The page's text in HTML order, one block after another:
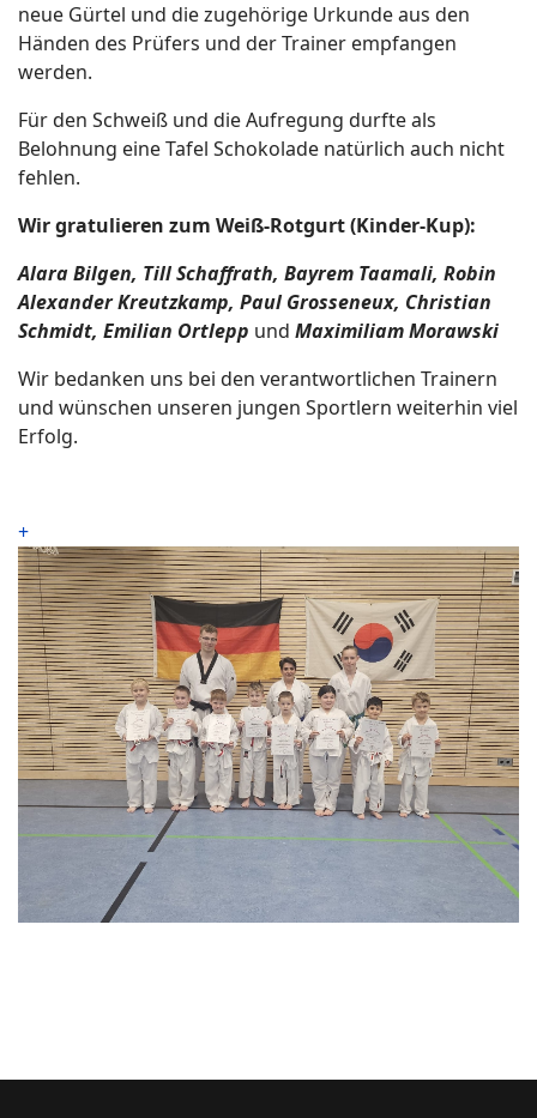
neue Gürtel und die zugehörige Urkunde aus den
Händen des Prüfers und der Trainer empfangen
werden.
Für den Schweiß und die Aufregung durfte als
Belohnung eine Tafel Schokolade natürlich auch nicht
fehlen.
Wir gratulieren zum Weiß-Rotgurt (Kinder-Kup):
Alara Bilgen, Till Schaffrath, Bayrem Taamali, Robin
Alexander Kreutzkamp, Paul Grosseneux, Christian
Schmidt, Emilian Ortlepp und Maximiliam Morawski
Wir bedanken uns bei den verantwortlichen Trainern
und wünschen unseren jungen Sportlern weiterhin viel
Erfolg.
+